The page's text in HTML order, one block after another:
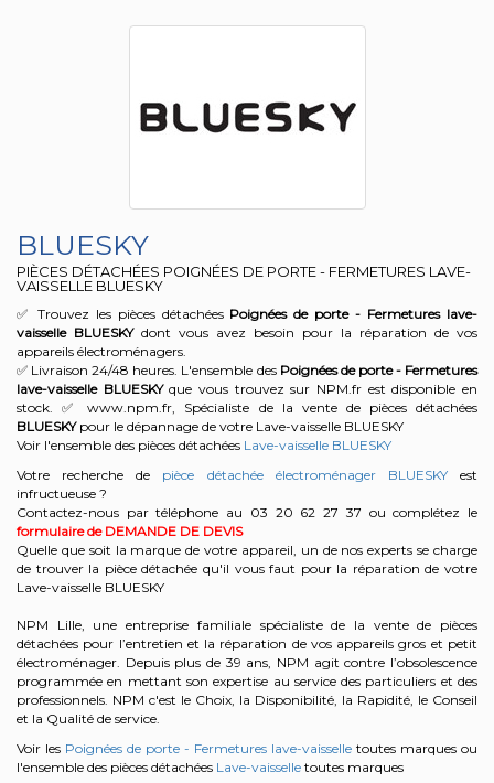
BLUESKY
PIÈCES DÉTACHÉES POIGNÉES DE PORTE - FERMETURES LAVE-
VAISSELLE BLUESKY
✅ Trouvez les pièces détachées Poignées de porte - Fermetures lave-
vaisselle BLUESKYdont vous avez besoin pour la réparation de vos
appareils électroménagers.
✅ Livraison 24/48 heures. L'ensemble des Poignées de porte - Fermetures
lave-vaisselle BLUESKYque vous trouvez sur NPM.fr est disponible en
stock. ✅ www.npm.fr, Spécialiste de la vente de pièces détachées
BLUESKYpour le dépannage de votre Lave-vaisselle BLUESKY
Voir l'ensemble des pièces détachées Lave-vaisselle BLUESKY
Votre recherche de pièce détachée électroménager BLUESKYest
infructueuse ?
Contactez-nous par téléphone au 03 20 62 27 37 ou complétez le
formulaire de DEMANDE DE DEVIS
Quelle que soit la marque de votre appareil, un de nos experts se charge
de trouver la pièce détachée qu'il vous faut pour la réparation de votre
Lave-vaisselle BLUESKY
NPM Lille, une entreprise familiale spécialiste de la vente de pièces
détachées pour l’entretien et la réparation de vos appareils gros et petit
électroménager. Depuis plus de 39 ans, NPM agit contre l’obsolescence
programmée en mettant son expertise au service des particuliers et des
professionnels. NPM c'est le Choix, la Disponibilité, la Rapidité, le Conseil
et la Qualité de service.
Voir les Poignées de porte - Fermetures lave-vaisselle toutes marques ou
l'ensemble des pièces détachées Lave-vaisselle toutes marques